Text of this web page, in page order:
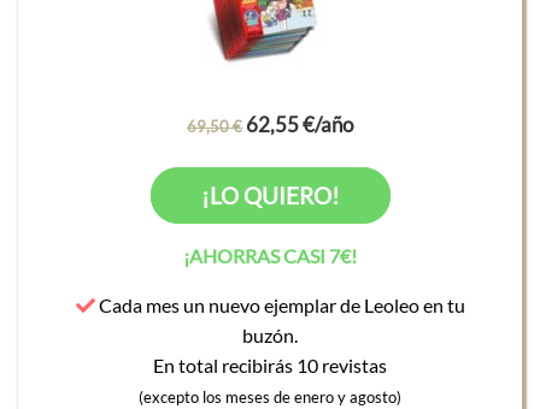
69,50 € 62,55 €/año
¡LO QUIERO!
¡AHORRAS CASI 7€!
Cada mes un nuevo ejemplar de Leoleo en tu
buzón.
En total recibirás 10 revistas
(excepto los meses de enero y agosto)